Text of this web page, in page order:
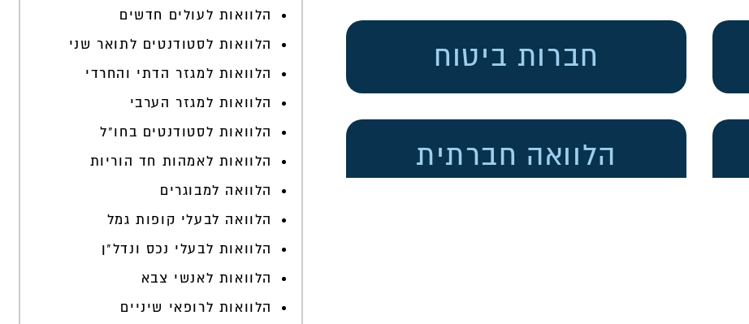
חברות ביטוח
הלוואה חברתית
הלוואות לעולים חדשים
הלוואות לסטודנטים לתואר שני
הלוואות למגזר הדתי והחרדי
הלוואות למגזר הערבי
הלוואות לסטודנטים בחו"ל
הלוואות לאמהות חד הוריות
הלוואה למבוגרים
הלוואה לבעלי קופות גמל
הלוואות לבעלי נכס ונדל"ן
הלוואות לאנשי צבא
הלוואות לרופאי שיניים